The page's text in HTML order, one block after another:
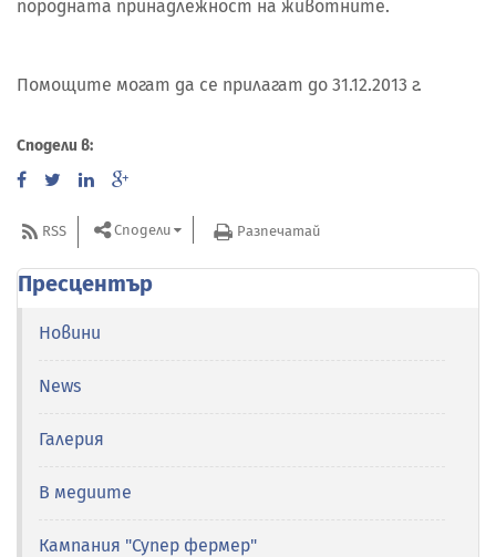
породната принадлежност на животните.
Помощите могат да се прилагат до 31.12.2013 г.
Сподели в:
RSS Сподели Разпечатай
Пресцентър
Новини
News
Галерия
В медиите
Кампания "Супер фермер"